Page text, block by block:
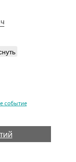
событие